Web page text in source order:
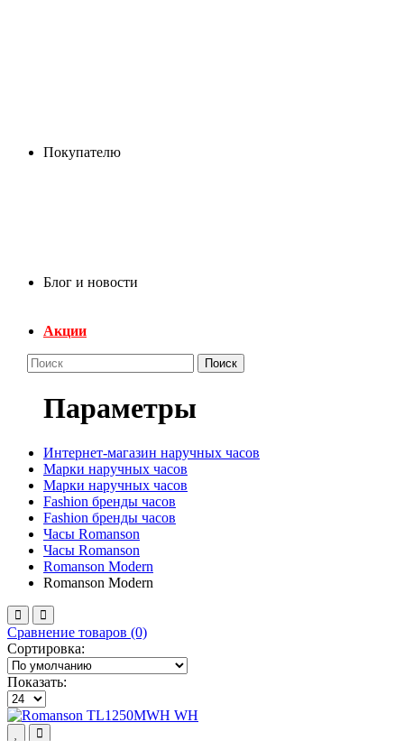
Покупателю
Блог и новости
Акции
Поиск
Параметры
Интернет-магазин наручных часов
Марки наручных часов
Марки наручных часов
Fashion бренды часов
Fashion бренды часов
Часы Romanson
Часы Romanson
Romanson Modern
Romanson Modern
Сравнение товаров (0)
Сортировка:
Показать: